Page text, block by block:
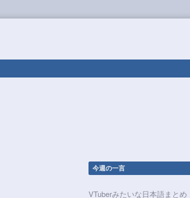
今週の一言
VTuberみたいな日本語まとめ